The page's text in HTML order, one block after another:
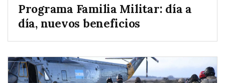
Programa Familia Militar: día a
día, nuevos beneficios